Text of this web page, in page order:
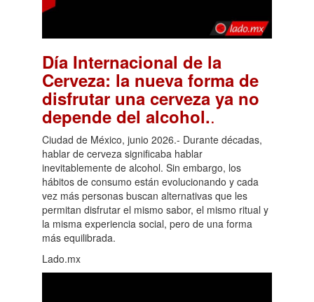
Día Internacional de la
Cerveza: la nueva forma de
disfrutar una cerveza ya no
depende del alcohol..
Ciudad de México, junio 2026.- Durante décadas,
hablar de cerveza significaba hablar
inevitablemente de alcohol. Sin embargo, los
hábitos de consumo están evolucionando y cada
vez más personas buscan alternativas que les
permitan disfrutar el mismo sabor, el mismo ritual y
la misma experiencia social, pero de una forma
más equilibrada.
Lado.mx